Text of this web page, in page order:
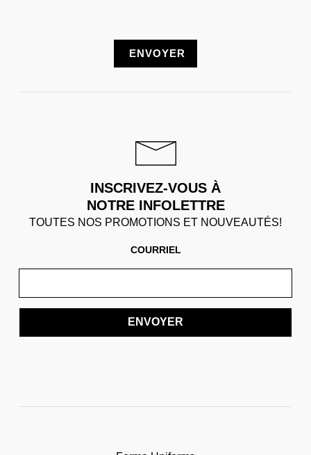
INSCRIVEZ-VOUS À
NOTRE INFOLETTRE
TOUTES NOS PROMOTIONS ET NOUVEAUTÉS!
COURRIEL
ENVOYER